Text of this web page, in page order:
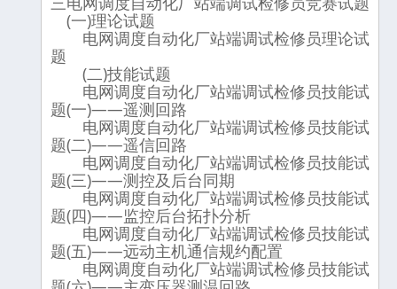
(一)理论试题
电网调度自动化厂站端调试检修员理论试
题
(二)技能试题
电网调度自动化厂站端调试检修员技能试
题(一)——遥测回路
电网调度自动化厂站端调试检修员技能试
题(二)——遥信回路
电网调度自动化厂站端调试检修员技能试
题(三)——测控及后台同期
电网调度自动化厂站端调试检修员技能试
题(四)——监控后台拓扑分析
电网调度自动化厂站端调试检修员技能试
题(五)——远动主机通信规约配置
电网调度自动化厂站端调试检修员技能试